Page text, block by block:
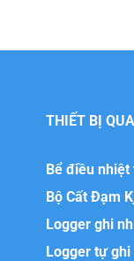
THIẾT BỊ
Bể điều nhiệt
Bộ Cất Đạm
Logger ghi
Logger tự